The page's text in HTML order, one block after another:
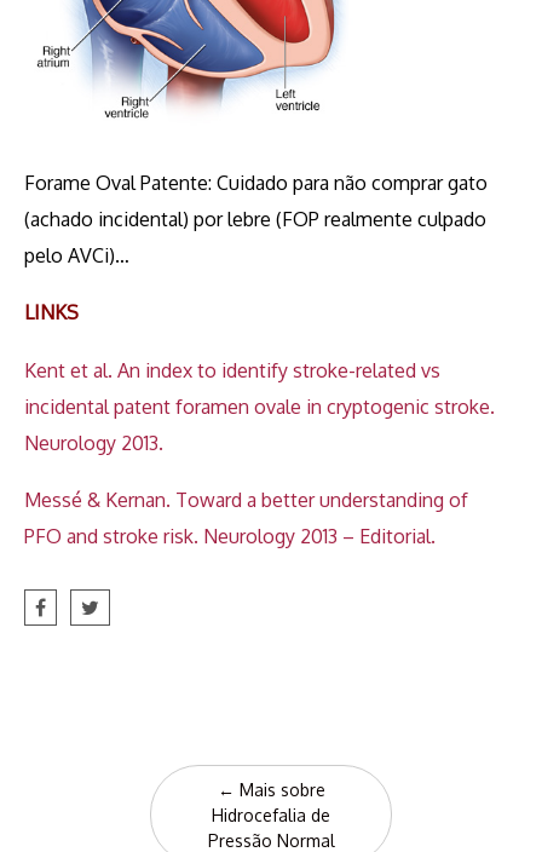
Forame Oval Patente: Cuidado para não comprar gato
(achado incidental) por lebre (FOP realmente culpado
pelo AVCi)…
LINKS
Kent et al. An index to identify stroke-related vs
incidental patent foramen ovale in cryptogenic stroke.
Neurology 2013.
Messé & Kernan. Toward a better understanding of
PFO and stroke risk. Neurology 2013 – Editorial.
navigation
← Mais sobre
Hidrocefalia de
Pressão Normal